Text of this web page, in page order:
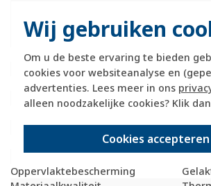
Wij gebruiken
Om u de beste ervaring te bieden
cookies voor websiteanalyse en
advertenties. Lees meer in ons
alleen noodzakelijke cookies? Klik dan
Cookies accepteren
Technische
Specificatie
Kleur
Zwart
Breedte
58
Model
Hoogte
58
26
Gebruik
Oppervlaktebescherming